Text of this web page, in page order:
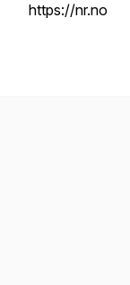
https://nr.no